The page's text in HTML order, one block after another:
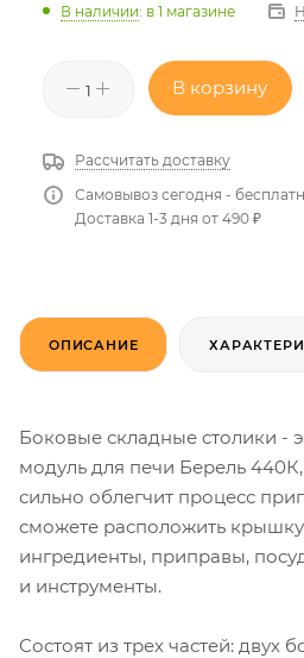
В наличии: в 1 магазине
В корзину
Рассчитать доставку
Самовывоз сегодня -
Доставка 1-3 дня от 490 ₽
ОПИСАНИЕ
Боковые складные столики -
модуль для печи Берель
сильно облегчит процесс
сможете расположить
ингредиенты, приправы,
и инструменты.
Состоят из трех частей: двух